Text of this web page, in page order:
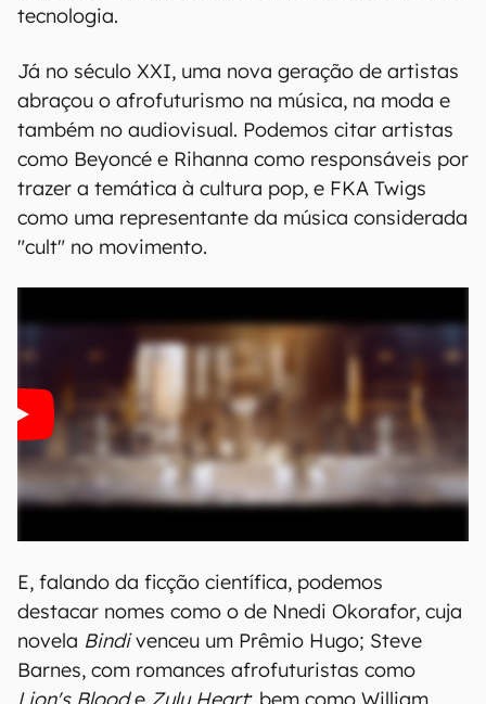
tecnologia.
Já no século XXI, uma nova geração de artistas
abraçou o afrofuturismo na música, na moda e
também no audiovisual. Podemos citar artistas
como Beyoncé e Rihanna como responsáveis por
trazer a temática à cultura pop, e FKA Twigs
como uma representante da música considerada
"cult" no movimento.
E, falando da ficção científica, podemos
destacar nomes como o de Nnedi Okorafor, cuja
novela Bindivenceu um Prêmio Hugo; Steve
Barnes, com romances afrofuturistas como
Lion's Bloode Zulu Heart; bem como William